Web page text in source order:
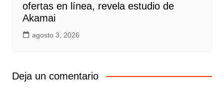
ofertas en línea, revela estudio de
Akamai
agosto 3, 2026
Deja un comentario